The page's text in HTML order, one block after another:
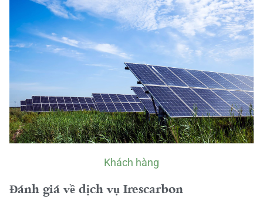
Khách hàng
Đánh giá về dịch vụ Irescarbon